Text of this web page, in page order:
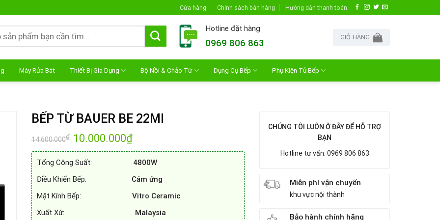
Cửa hàng Chính sách bán hàng Hướng dẫn thanh toán
Hotline đặt hàng
0969 806 863
GIỎ HÀNG
Máy Rửa Bát Thiết Bị Gia Dụng Bộ Nồi & Chảo Từ Dụng Cụ Bếp Phụ Kiện Tủ Bếp
BẾP TỪ BAUER BE 22MI
14.600.000₫ Giá
gốc
là:
10.000.000₫Giá
hiện
tại
10.000.000₫.
Tổng Công Suất:
4800W
Điều Khiển Bếp: Cảm ứng
Mặt Kính Bếp: Vitro Ceramic
Xuất Xứ: Malaysia
CHÚNG TÔI LUÔN Ở ĐÂY ĐỂ HỖ TRỢ
BẠN
Hotline tư vấn: 0969 806 863
Miễn phí vận chuyển
khu vực nội thành
Bảo hành chính hãng